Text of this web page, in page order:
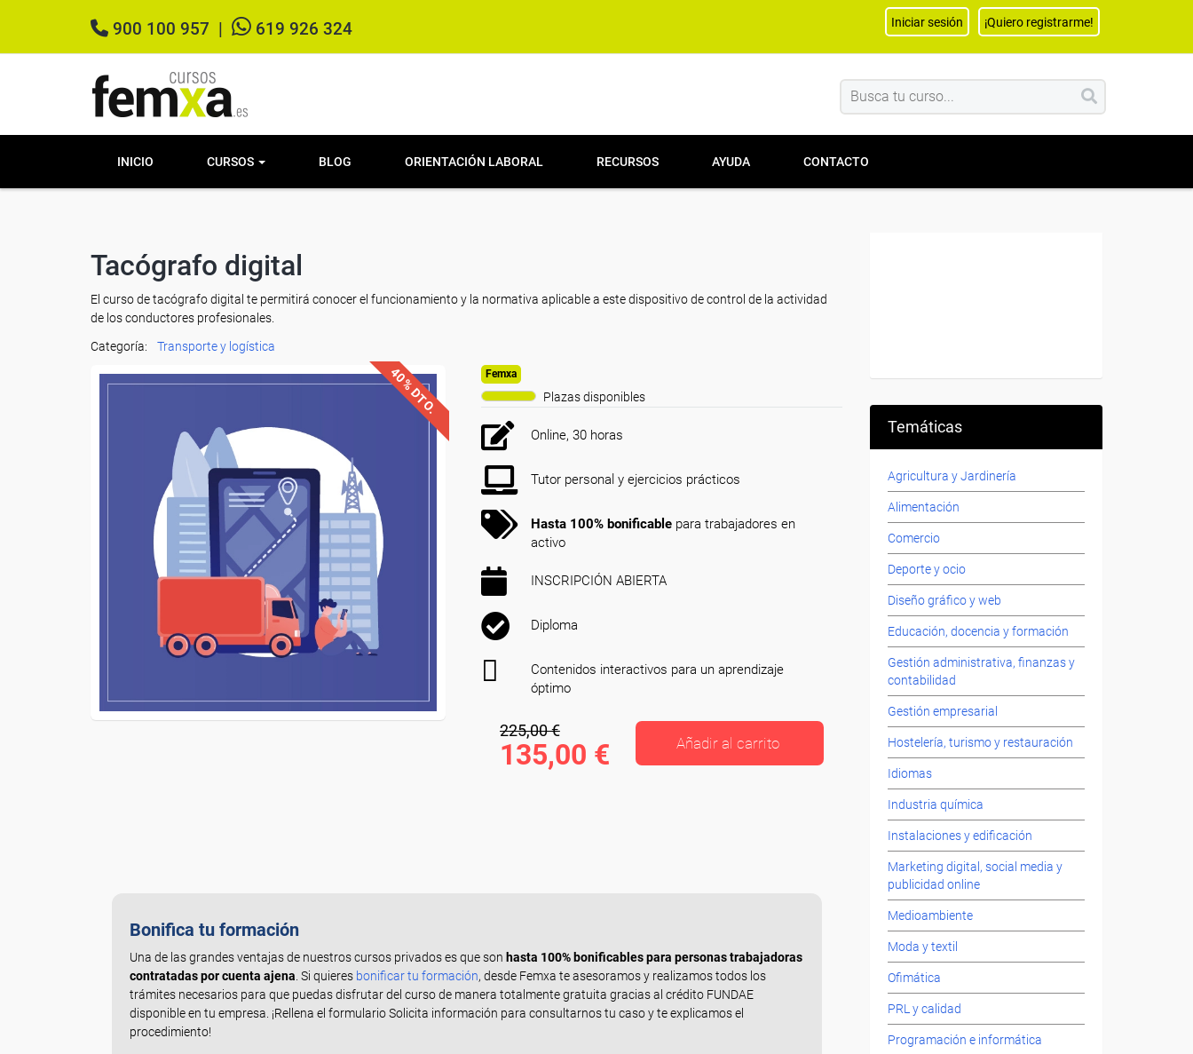
900 100 957 619 926 324 Iniciar sesión ¡Quiero registrarme!
INICIO CURSOS BLOG ORIENTACIÓN LABORAL RECURSOS AYUDA CONTACTO
Tacógrafo digital
El curso de tacógrafo digital te permitirá conocer el funcionamiento y la normativa aplicable a este dispositivo de control de la actividad
de los conductores profesionales.
Categoría:
Transporte y logística
40% DTO. Femxa
Plazas disponibles
Online, 30 horas
Tutor personal y ejercicios prácticos
Hasta 100% bonificable para trabajadores en
activo
INSCRIPCIÓN ABIERTA
Diploma
Contenidos interactivos para un aprendizaje
óptimo
225,00 €
135,00 € Añadir al carrito
Bonifica tu formación
Una de las grandes ventajas de nuestros cursos privados es que son hasta 100% bonificables para personas trabajadoras
contratadas por cuenta ajena . Si quieres bonificar tu formación, desde Femxa te asesoramos y realizamos todos los
trámites necesarios para que puedas disfrutar del curso de manera totalmente gratuita gracias al crédito FUNDAE
disponible en tu empresa. ¡Rellena el formulario Solicita información para consultarnos tu caso y te explicamos el
procedimiento!
Temáticas
Agricultura y Jardinería
Alimentación
Comercio
Deporte y ocio
Diseño gráfico y web
Educación, docencia y formación
Gestión administrativa, finanzas y
contabilidad
Gestión empresarial
Hostelería, turismo y restauración
Idiomas
Industria química
Instalaciones y edificación
Marketing digital, social media y
publicidad online
Medioambiente
Moda y textil
Ofimática
PRL y calidad
Programación e informática